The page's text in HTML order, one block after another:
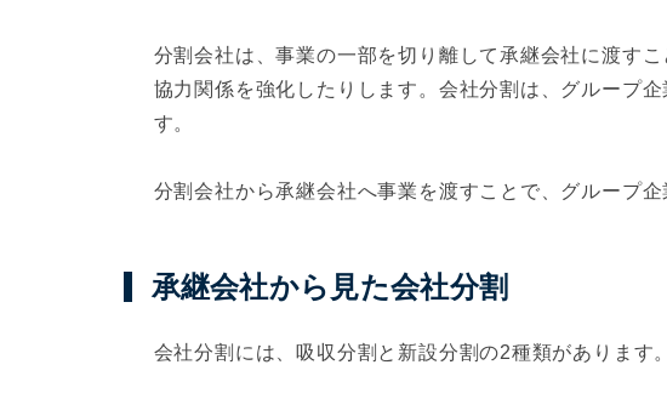
分割会社は、事業の一部を切り離して承継会社に渡す
協力関係を強化したりします。会社分割は、グループ
す。
分割会社から承継会社へ事業を渡すことで、グループ
承継会社から見た会社分割
会社分割には、吸収分割と新設分割の2種類があります